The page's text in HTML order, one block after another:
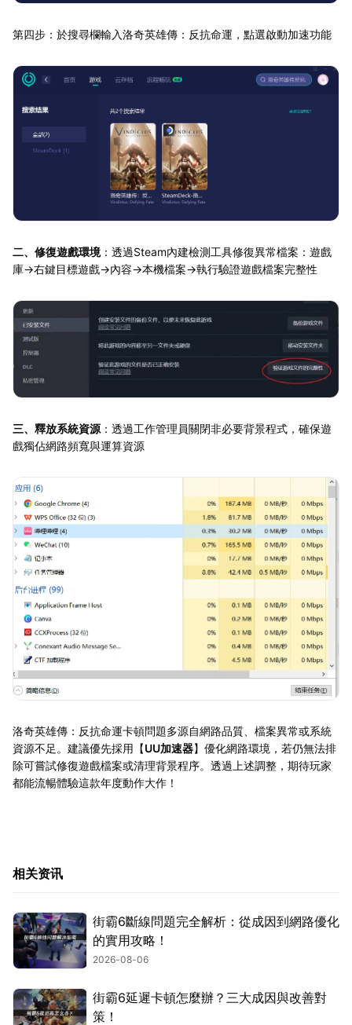
第四步：於搜尋欄輸入洛奇英雄傳：反抗命運，點選啟動加速功能
二、修復遊戲環境：透過Steam內建檢測工具修復異常檔案：遊戲
庫→右鍵目標遊戲→內容→本機檔案→執行驗證遊戲檔案完整性
三、釋放系統資源 ：透過工作管理員關閉非必要背景程式，確保遊
戲獨佔網路頻寬與運算資源
洛奇英雄傳：反抗命運卡頓問題多源自網路品質、檔案異常或系統
資源不足。建議優先採用【UU加速器】優化網路環境，若仍無法排
除可嘗試修復遊戲檔案或清理背景程序。透過上述調整，期待玩家
都能流暢體驗這款年度動作大作！
相关资讯
街霸6斷線問題完全解析：從成因到網路優化
的實用攻略！
2026-08-06
街霸6延遲卡頓怎麼辦？三大成因與改善對
策！